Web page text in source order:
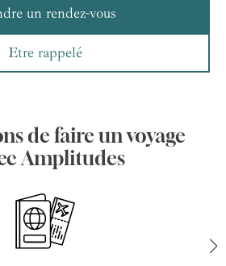
un rendez-vous
Etre rappelé
de faire un voyage
Amplitudes